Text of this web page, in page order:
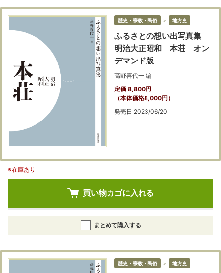
歴史・宗教・民俗 ＞ 地方史
ふるさとの想い出写真集
明治大正昭和 本荘 オン
デマンド版
高野喜代一 編
定価 8,800円
（本体価格8,000円）
発売日 2023/06/20
※在庫あり
買い物カゴに入れる
まとめて購入する
歴史・宗教・民俗 ＞ 地方史